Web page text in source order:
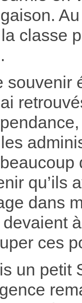
classe
souvenir
qu’ils
dans
devaient
ces
un petit